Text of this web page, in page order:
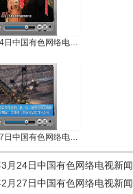
2026年3月24日中国有色网络电视新闻
2026年2月27日中国有色网络电视新闻
月24日中国有色网络电视新闻
月27日中国有色网络电视新闻